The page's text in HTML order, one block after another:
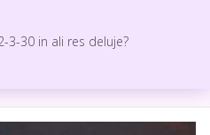
3-30 in ali res deluje?